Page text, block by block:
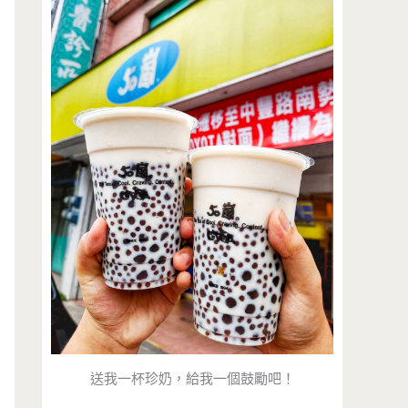
送我一杯珍奶，給我一個鼓勵吧！